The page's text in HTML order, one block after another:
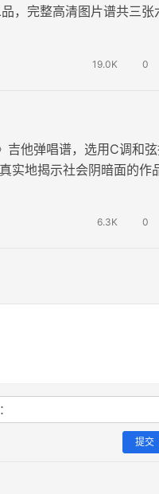
，完整高清图片谱共三张
19.0K 0
吉他弹唱谱，选用C调和
实地揭示社会阴暗面的作
6.3K 0
提交